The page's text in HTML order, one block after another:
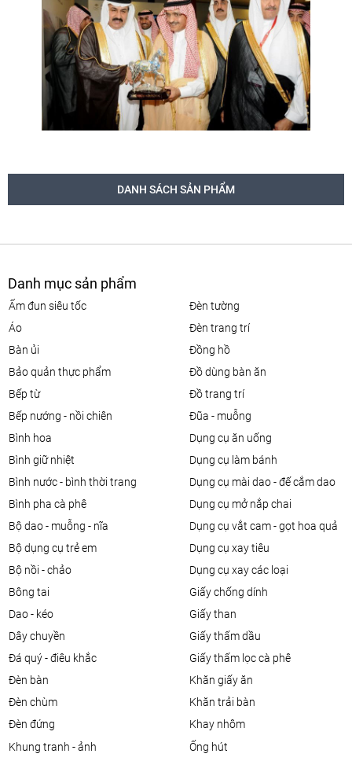
DANH SÁCH SẢN PHẨM
Danh mục sản phẩm
ấm đun siêu tốc
áo
bàn ủi
bảo quản thực phẩm
bếp từ
bếp nướng - nồi chiên
bình hoa
bình giữ nhiệt
bình nước - bình thời trang
bình pha cà phê
bộ dao - muỗng - nĩa
bộ dụng cụ trẻ em
bộ nồi - chảo
bông tai
dao - kéo
dây chuyền
đá quý - điêu khắc
đèn bàn
đèn chùm
đèn đứng
đèn tường
đèn trang trí
đồng hồ
đồ dùng bàn ăn
đồ trang trí
đũa - muỗng
dụng cụ ăn uống
dụng cụ làm bánh
dụng cụ mài dao - đế cắm dao
dụng cụ mở nắp chai
dụng cụ vắt cam - gọt hoa quả
dụng cụ xay tiêu
dụng cụ xay các loại
giấy chống dính
giấy than
giấy thấm dầu
giấy thấm lọc cà phê
khăn giấy ăn
khăn trải bàn
khay nhôm
khung tranh - ảnh
ống hút